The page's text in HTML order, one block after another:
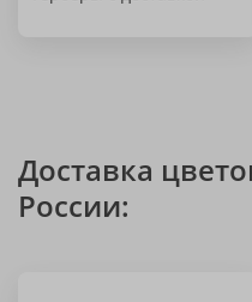
Доставка
России: